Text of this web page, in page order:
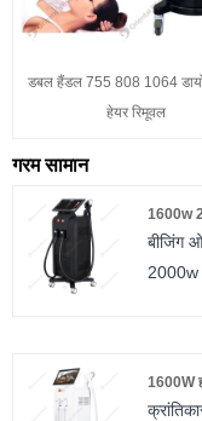
डबल हैंडल 755 808 1064
हेयर रिमूवल
गरम सामान
1600w
बीजिंग
2000w
1600W